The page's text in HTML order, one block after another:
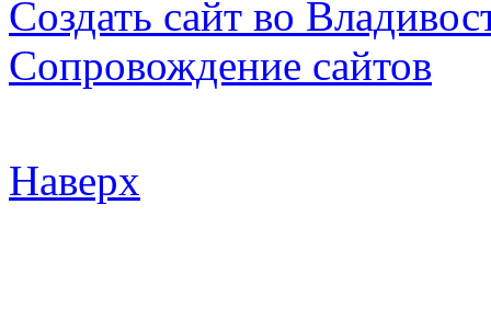
Создать сайт во
Сопровождение сайтов
Наверх